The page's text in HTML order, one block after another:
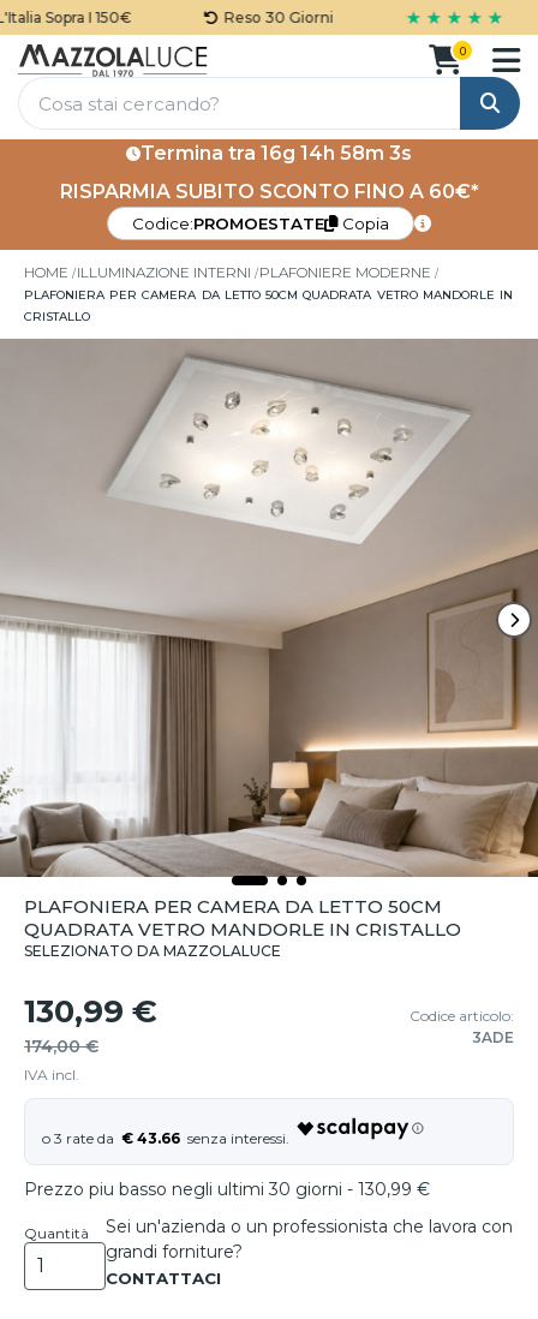
Sopra I 150€ Reso 30 Giorni ★ ★ ★ ★ ★
Cerca
0
Termina tra 16g 14h 58m 3s
RISPARMIA SUBITO SCONTO FINO A 60€*
Codice:PROMOESTATE Copia
HOME ILLUMINAZIONE INTERNI PLAFONIERE MODERNE
PLAFONIERA PER CAMERA DA LETTO 50CM QUADRATA VETRO MANDORLE IN
CRISTALLO
PLAFONIERA PER CAMERA DA LETTO 50CM
QUADRATA VETRO MANDORLE IN CRISTALLO
SELEZIONATO DA MAZZOLALUCE
130,99 €
174,00 €
IVA incl.
Codice articolo:
3ADE
€ 43.66
Prezzo piu basso negli ultimi 30 giorni - 130,99 €
Quantità
Sei un'azienda o un professionista che lavora con
grandi forniture?